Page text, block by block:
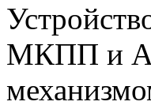
МКПП и